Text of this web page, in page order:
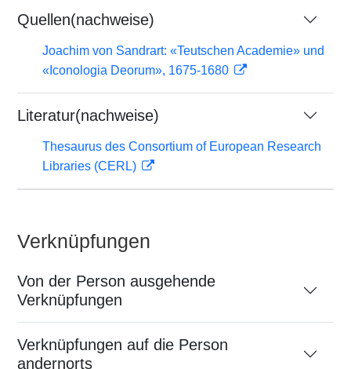
Quellen(nachweise)
Joachim von Sandrart: «Teutschen Academie» und
«Iconologia Deorum», 1675-1680
Literatur(nachweise)
Thesaurus des Consortium of European Research
Libraries (CERL)
Verknüpfungen
Von der Person ausgehende
Verknüpfungen
Verknüpfungen auf die Person
andernorts